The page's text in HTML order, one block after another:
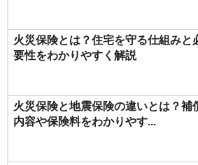
火災保険とは？住宅を守る仕組みと
要性をわかりやすく解説
火災保険と地震保険の違いとは？補
内容や保険料をわかりやす...